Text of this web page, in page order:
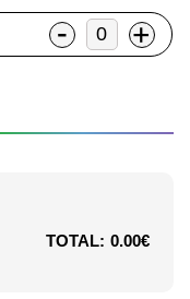
- +
TOTAL: 0.00€